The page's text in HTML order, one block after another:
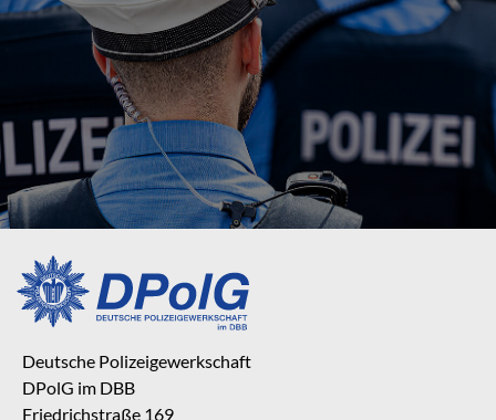
Deutsche Polizeigewerkschaft
DPolG im DBB
Friedrichstraße 169